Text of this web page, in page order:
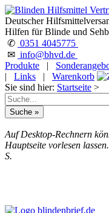
Deutscher
Hilfen für Blinde und
✆ 0351 4045775
✉ info@bhvd.de
Produkte
|
|
Links |
Warenkorb
Sie sind hier: Startseite
Auf Desktop-Rechnern
Hauptseite vorlesen
S.